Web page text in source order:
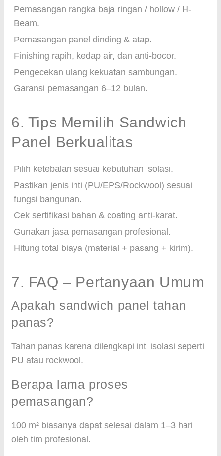
Pemasangan rangka baja ringan / hollow / H-
Beam.
Pemasangan panel dinding & atap.
Finishing rapih, kedap air, dan anti-bocor.
Pengecekan ulang kekuatan sambungan.
Garansi pemasangan 6–12 bulan.
6. Tips Memilih Sandwich
Panel Berkualitas
Pilih ketebalan sesuai kebutuhan isolasi.
Pastikan jenis inti (PU/EPS/Rockwool) sesuai
fungsi bangunan.
Cek sertifikasi bahan & coating anti-karat.
Gunakan jasa pemasangan profesional.
Hitung total biaya (material + pasang + kirim).
7. FAQ – Pertanyaan Umum
Apakah sandwich panel tahan
panas?
Tahan panas karena dilengkapi inti isolasi seperti
PU atau rockwool.
Berapa lama proses
pemasangan?
100 m² biasanya dapat selesai dalam 1–3 hari
oleh tim profesional.